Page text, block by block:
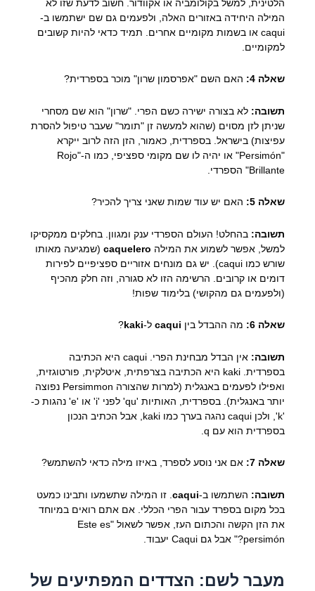
הלטינית, למשל בקולומביה או אקוודור. חשוב לדעת שזו לא
המילה היחידה באזורים האלה, ולפעמים גם שם ישתמשו ב-
caqui או בשמות מקומיים אחרים. תמיד כדאי להיות קשובים
למקומיים.
שאלה 4: האם השם "אפרסמון שרון" מוכר בספרדית?
תשובה: לא בצורה ישירה כשם הפרי. "שרון" הוא שם מסחרי
שניתן לזן מסוים (שהוא למעשה זן "תומר" שעבר טיפול להסרת
עפיצות) בישראל. בספרדית, כאמור, הזן הזה לרוב ייקרא
"Persimón" או יהיה לו שם מקומי ספציפי, כמו ה-"Rojo
Brillante" הספרדי.
שאלה 5: האם יש עוד שמות שאני צריך להכיר?
תשובה: בהחלט! העולם הספרדי ענק ומגוון. בחלקים ממקסיקו
למשל, אפשר לשמוע את המילה caquelero(שמגיעה מאותו
שורש כמו caqui). יש גם מונחים אזוריים ספציפיים לפירות
דומים או קרובים. הרשימה הזו לא סגורה, וזה חלק מהכיף
(ולפעמים גם מהקושי) בלימוד שפות!
שאלה 6: מה ההבדל בין caquiל-kaki
?
תשובה:
אין הבדל מבחינת הפרי. caqui היא הכתיבה
בספרדית. kaki היא הכתיבה בצרפתית, איטלקית, פורטוגזית,
ואפילו לפעמים באנגלית (למרות שהצורה Persimmon נפוצה
יותר באנגלית). בספרדית, האותיות 'qu' לפני 'i' או 'e' נהגות כ-
'k', ולכן caqui נהגה בערך כמו kaki, אבל הכתיב הנכון
בספרדית הוא עם q.
שאלה 7: אם אני נוסע לספרד, באיזו מילה כדאי להשתמש?
תשובה: השתמשו ב-caqui. זו המילה שתשמעו ותבינו כמעט
בכל מקום בספרד עבור הפרי הכללי. אם אתם רואים במיוחד
את הזן הקשה והכתום העז, אפשר לשאול "Este es
persimón?" אבל גם Caqui יעבוד.
מעבר לשם: הצדדים המפתיעים של